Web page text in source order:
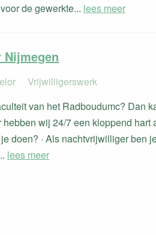
de gewerkte... lees meer
Vrijwilligerswerk
van het Radboudumc? Dan
wij 24/7 een kloppend hart
doen? · Als nachtvrijwilliger ben
lees meer